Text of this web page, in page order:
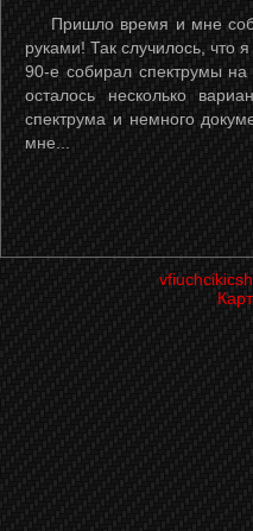
Пришло время и мне
руками! Так случилось, что
90-е собирал спектрумы
осталось несколько
спектрума и немного
мне...